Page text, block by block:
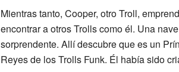
Mientras tanto, Cooper, otro Troll,
encontrar a otros Trolls como él. Una
sorprendente. Allí descubre que es un
Reyes de los Trolls Funk. Él había sido